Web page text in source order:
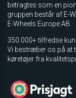
betragtes som en
gruppen består af E-
E-Wheels Europe AB.
350.000+ tilfredse
Vi bestræber os på at
køretøjer fra